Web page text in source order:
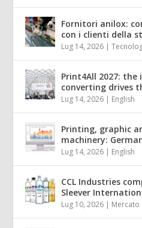
Fornitori anilox:
con i clienti della
Lug 14, 2026 |
Print4All 2027:
converting drives
Lug 14, 2026 | English
Printing, graphic
machinery:
Lug 14, 2026 | English
CCL Industries
Sleever
Lug 10, 2026 | Mercato